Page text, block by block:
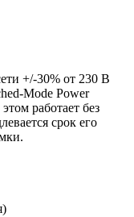
+/-30% от 230 В
Mode Power
работает без
срок его